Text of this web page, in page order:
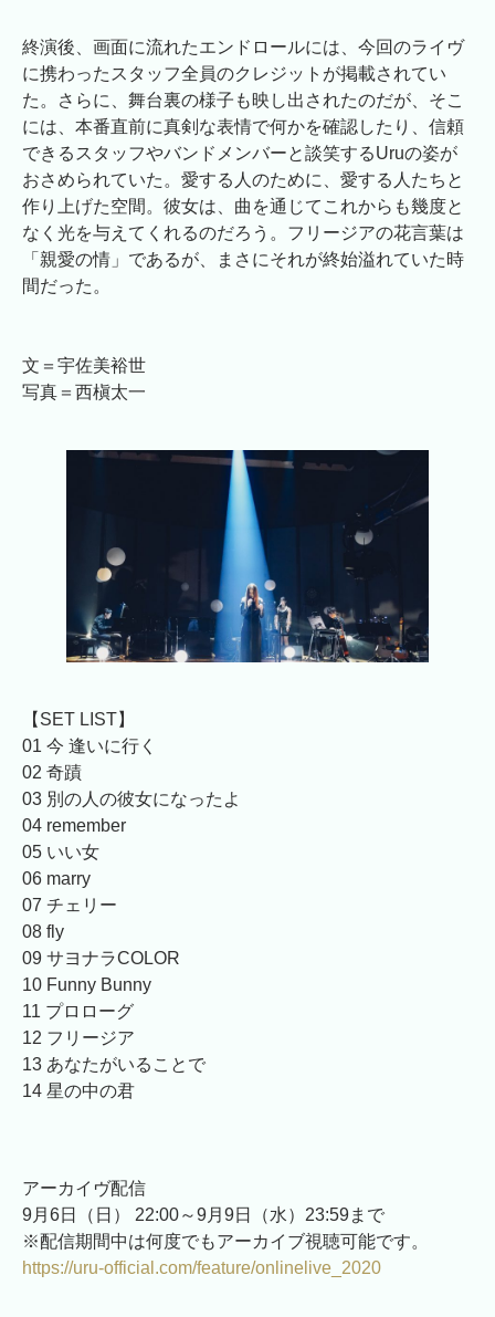
終演後、画面に流れたエンドロールには、今回のライヴ
に携わったスタッフ全員のクレジットが掲載されてい
た。さらに、舞台裏の様子も映し出されたのだが、そこ
には、本番直前に真剣な表情で何かを確認したり、信頼
できるスタッフやバンドメンバーと談笑するUruの姿が
おさめられていた。愛する人のために、愛する人たちと
作り上げた空間。彼女は、曲を通じてこれからも幾度と
なく光を与えてくれるのだろう。フリージアの花言葉は
「親愛の情」であるが、まさにそれが終始溢れていた時
間だった。
文＝宇佐美裕世
写真＝西槇太一
【SET LIST】
01 今 逢いに行く
02 奇蹟
03 別の人の彼女になったよ
04 remember
05 いい女
06 marry
07 チェリー
08 fly
09 サヨナラCOLOR
10 Funny Bunny
11 プロローグ
12 フリージア
13 あなたがいることで
14 星の中の君
アーカイヴ配信
9月6日（日） 22:00～9月9日（水）23:59まで
※配信期間中は何度でもアーカイブ視聴可能です。
https://uru-official.com/feature/onlinelive_2020